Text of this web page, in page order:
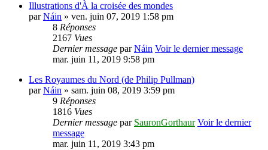
Illustrations d'À la croisée des mondes
parNáin » ven. juin 07, 2019 1:58 pm
8 Réponses
2167 Vues
Dernier message parNáin Voir le dernier message
mar. juin 11, 2019 9:58 pm
Les Royaumes du Nord (de Philip Pullman)
parNáin » sam. juin 08, 2019 3:59 pm
9 Réponses
1816 Vues
Dernier message par SauronGorthaur Voir le dernier
message
mar. juin 11, 2019 3:43 pm